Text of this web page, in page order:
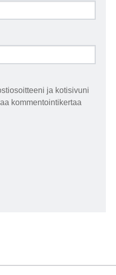
ja kotisivuni
kommentointikertaa